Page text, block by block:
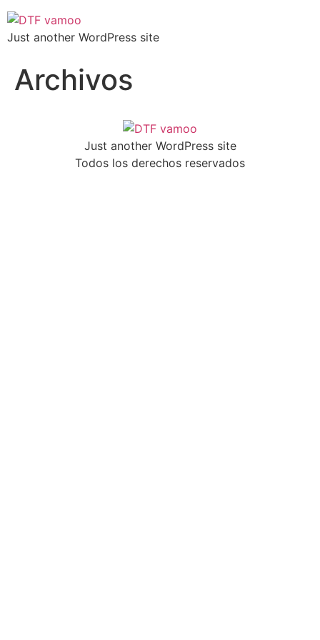
Just another WordPress site
Archivos
Just another WordPress site
Todos los derechos reservados